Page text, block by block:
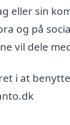
eller sin
og på
vil dele
i at